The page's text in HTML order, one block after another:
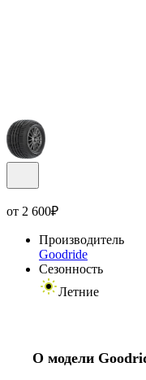
от 2 600₽
Производитель
Goodride
Сезонность
Летние
О модели